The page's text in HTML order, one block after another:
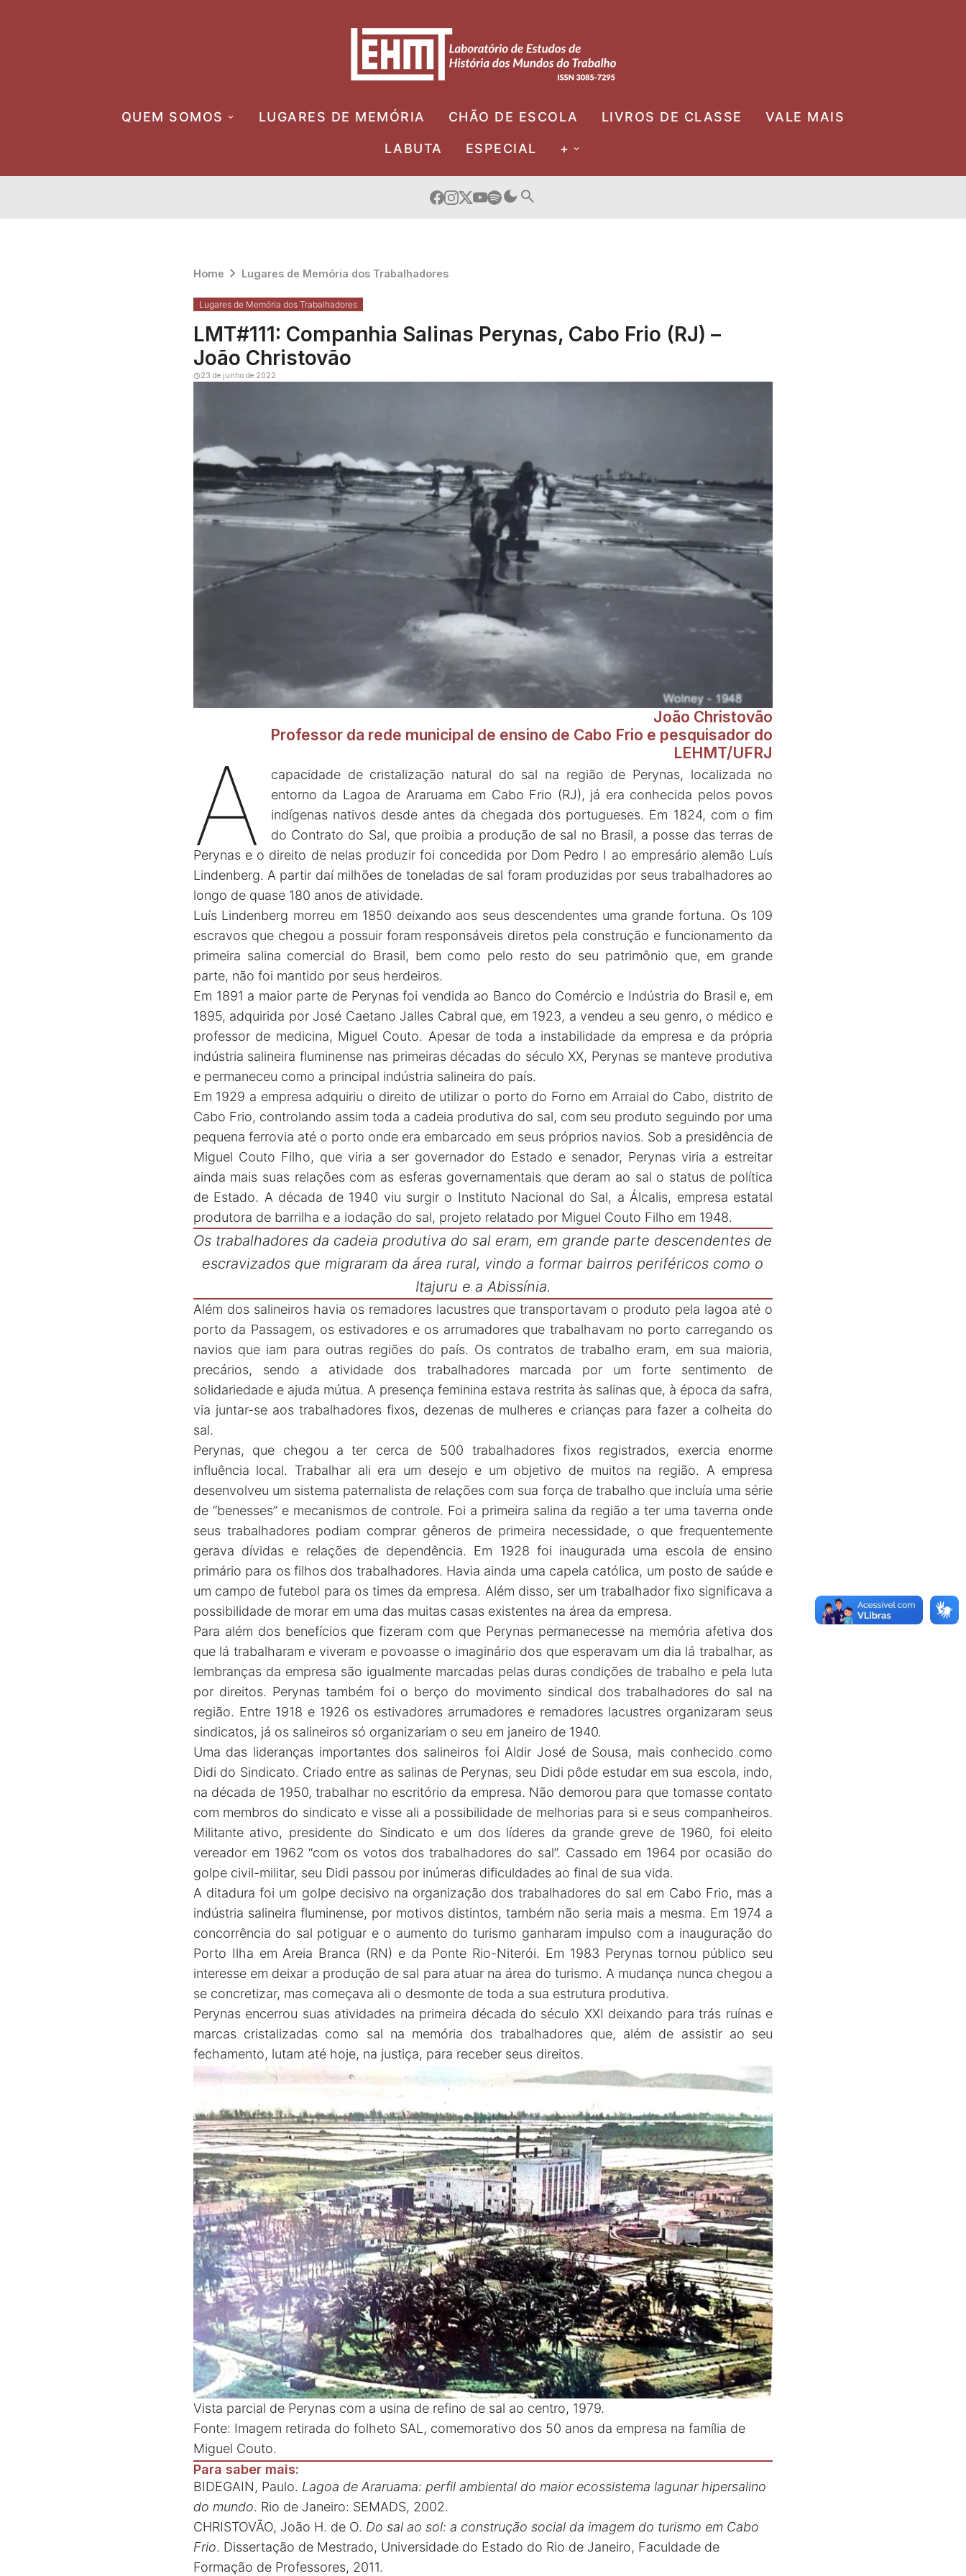
QUEM SOMOS LUGARES DE MEMÓRIA CHÃO DE ESCOLA LIVROS DE CLASSE VALE MAIS
LABUTA ESPECIAL +
Home Lugares de Memória dos Trabalhadores
Lugares de Memória dos Trabalhadores
LMT#111: Companhia Salinas Perynas, Cabo Frio (RJ) –
João Christovão
23 de junho de 2022
João Christovão
Professor da rede municipal de ensino de Cabo Frio e pesquisador do
LEHMT/UFRJ
A
capacidade de cristalização natural do sal na região de Perynas, localizada no
entorno da Lagoa de Araruama em Cabo Frio (RJ), já era conhecida pelos povos
indígenas nativos desde antes da chegada dos portugueses. Em 1824, com o fim
do Contrato do Sal, que proibia a produção de sal no Brasil, a posse das terras de
Perynas e o direito de nelas produzir foi concedida por Dom Pedro I ao empresário alemão Luís
Lindenberg. A partir daí milhões de toneladas de sal foram produzidas por seus trabalhadores ao
longo de quase 180 anos de atividade.
Luís Lindenberg morreu em 1850 deixando aos seus descendentes uma grande fortuna. Os 109
escravos que chegou a possuir foram responsáveis diretos pela construção e funcionamento da
primeira salina comercial do Brasil, bem como pelo resto do seu patrimônio que, em grande
parte, não foi mantido por seus herdeiros.
Em 1891 a maior parte de Perynas foi vendida ao Banco do Comércio e Indústria do Brasil e, em
1895, adquirida por José Caetano Jalles Cabral que, em 1923, a vendeu a seu genro, o médico e
professor de medicina, Miguel Couto. Apesar de toda a instabilidade da empresa e da própria
indústria salineira fluminense nas primeiras décadas do século XX, Perynas se manteve produtiva
e permaneceu como a principal indústria salineira do país.
Em 1929 a empresa adquiriu o direito de utilizar o porto do Forno em Arraial do Cabo, distrito de
Cabo Frio, controlando assim toda a cadeia produtiva do sal, com seu produto seguindo por uma
pequena ferrovia até o porto onde era embarcado em seus próprios navios. Sob a presidência de
Miguel Couto Filho, que viria a ser governador do Estado e senador, Perynas viria a estreitar
ainda mais suas relações com as esferas governamentais que deram ao sal o status de política
de Estado. A década de 1940 viu surgir o Instituto Nacional do Sal, a Álcalis, empresa estatal
produtora de barrilha e a iodação do sal, projeto relatado por Miguel Couto Filho em 1948.
Os trabalhadores da cadeia produtiva do sal eram, em grande parte descendentes de
escravizados que migraram da área rural, vindo a formar bairros periféricos como o
Itajuru e a Abissínia.
Além dos salineiros havia os remadores lacustres que transportavam o produto pela lagoa até o
porto da Passagem, os estivadores e os arrumadores que trabalhavam no porto carregando os
navios que iam para outras regiões do país. Os contratos de trabalho eram, em sua maioria,
precários, sendo a atividade dos trabalhadores marcada por um forte sentimento de
solidariedade e ajuda mútua. A presença feminina estava restrita às salinas que, à época da safra,
via juntar-se aos trabalhadores fixos, dezenas de mulheres e crianças para fazer a colheita do
sal.
Perynas, que chegou a ter cerca de 500 trabalhadores fixos registrados, exercia enorme
influência local. Trabalhar ali era um desejo e um objetivo de muitos na região. A empresa
desenvolveu um sistema paternalista de relações com sua força de trabalho que incluía uma série
de “benesses” e mecanismos de controle. Foi a primeira salina da região a ter uma taverna onde
seus trabalhadores podiam comprar gêneros de primeira necessidade, o que frequentemente
gerava dívidas e relações de dependência. Em 1928 foi inaugurada uma escola de ensino
primário para os filhos dos trabalhadores. Havia ainda uma capela católica, um posto de saúde e
um campo de futebol para os times da empresa. Além disso, ser um trabalhador fixo significava a
possibilidade de morar em uma das muitas casas existentes na área da empresa.
Para além dos benefícios que fizeram com que Perynas permanecesse na memória afetiva dos
que lá trabalharam e viveram e povoasse o imaginário dos que esperavam um dia lá trabalhar, as
lembranças da empresa são igualmente marcadas pelas duras condições de trabalho e pela luta
por direitos. Perynas também foi o berço do movimento sindical dos trabalhadores do sal na
região. Entre 1918 e 1926 os estivadores arrumadores e remadores lacustres organizaram seus
sindicatos, já os salineiros só organizariam o seu em janeiro de 1940.
Uma das lideranças importantes dos salineiros foi Aldir José de Sousa, mais conhecido como
Didi do Sindicato. Criado entre as salinas de Perynas, seu Didi pôde estudar em sua escola, indo,
na década de 1950, trabalhar no escritório da empresa. Não demorou para que tomasse contato
com membros do sindicato e visse ali a possibilidade de melhorias para si e seus companheiros.
Militante ativo, presidente do Sindicato e um dos líderes da grande greve de 1960, foi eleito
vereador em 1962 “com os votos dos trabalhadores do sal”. Cassado em 1964 por ocasião do
golpe civil-militar, seu Didi passou por inúmeras dificuldades ao final de sua vida.
A ditadura foi um golpe decisivo na organização dos trabalhadores do sal em Cabo Frio, mas a
indústria salineira fluminense, por motivos distintos, também não seria mais a mesma. Em 1974 a
concorrência do sal potiguar e o aumento do turismo ganharam impulso com a inauguração do
Porto Ilha em Areia Branca (RN) e da Ponte Rio-Niterói. Em 1983 Perynas tornou público seu
interesse em deixar a produção de sal para atuar na área do turismo. A mudança nunca chegou a
se concretizar, mas começava ali o desmonte de toda a sua estrutura produtiva.
Perynas encerrou suas atividades na primeira década do século XXI deixando para trás ruínas e
marcas cristalizadas como sal na memória dos trabalhadores que, além de assistir ao seu
fechamento, lutam até hoje, na justiça, para receber seus direitos.
Vista parcial de Perynas com a usina de refino de sal ao centro, 1979.
Fonte: Imagem retirada do folheto SAL, comemorativo dos 50 anos da empresa na família de
Miguel Couto.
Para saber mais:
BIDEGAIN, Paulo. Lagoa de Araruama: perfil ambiental do maior ecossistema lagunar hipersalino
do mundo. Rio de Janeiro: SEMADS, 2002.
CHRISTOVÃO, João H. de O. Do sal ao sol: a construção social da imagem do turismo em Cabo
Frio. Dissertação de Mestrado, Universidade do Estado do Rio de Janeiro, Faculdade de
Formação de Professores, 2011.